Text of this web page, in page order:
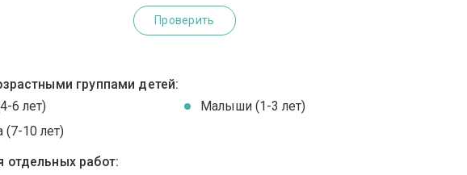
Проверить
группами детей:
6 лет)
Малыши (1-3 лет)
10 лет)
отдельных работ: